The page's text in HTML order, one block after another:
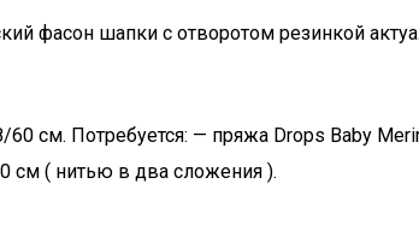
фасон шапки с отворотом резинкой
см. Потребуется: — пряжа Drops Baby
см ( нитью в два сложения ).